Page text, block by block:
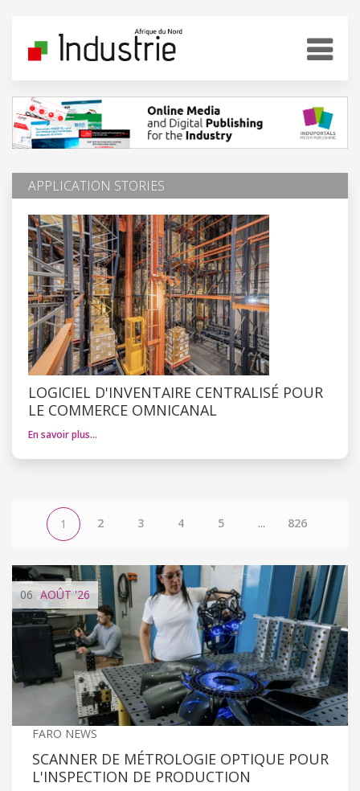
APPLICATION STORIES
LOGICIEL D'INVENTAIRE CENTRALISÉ POUR
LE COMMERCE OMNICANAL
En savoir plus…
1 2 3 4 5 ... 826
06 AOÛT'26
FARO NEWS
SCANNER DE MÉTROLOGIE OPTIQUE POUR
L'INSPECTION DE PRODUCTION